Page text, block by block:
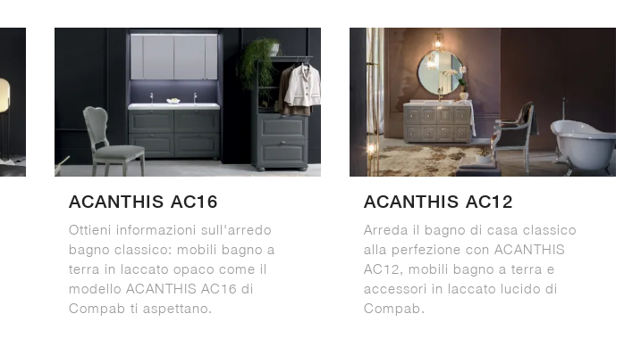
ACANTHIS AC16
Ottieni informazioni sull'arredo
bagno classico: mobili bagno a
terra in laccato opaco come il
modello ACANTHIS AC16 di
Compab ti aspettano.
ACANTHIS AC12
Arreda il bagno di casa classico
alla perfezione con ACANTHIS
AC12, mobili bagno a terra e
accessori in laccato lucido di
Compab.